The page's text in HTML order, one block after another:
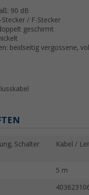
90 dB
/ F-Stecker
geschirmt
beidseitig vergossene,
Schalter
Kabel /
5 m